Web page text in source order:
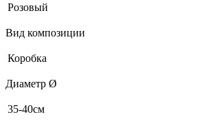
Розовый
Вид композиции
Коробка
Диаметр Ø
35-40см